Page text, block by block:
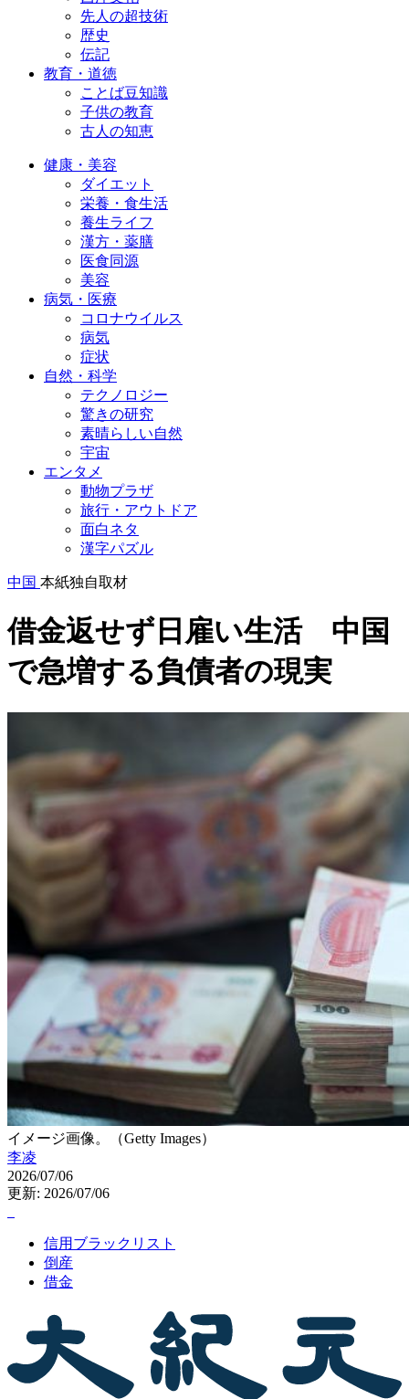
先人の超技術
歴史
伝記
教育・道徳
ことば豆知識
子供の教育
古人の知恵
健康・美容
ダイエット
栄養・食生活
養生ライフ
漢方・薬膳
医食同源
美容
病気・医療
コロナウイルス
病気
症状
自然・科学
テクノロジー
驚きの研究
素晴らしい自然
宇宙
エンタメ
動物プラザ
旅行・アウトドア
面白ネタ
漢字パズル
中国 本紙独自取材
借金返せず日雇い生活 中国
で急増する負債者の現実
イメージ画像。（Getty Images）
李凌
2026/07/06
更新: 2026/07/06
信用ブラックリスト
倒産
借金